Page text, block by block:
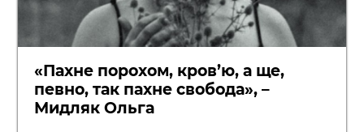
«Пахне порохом, кров’ю, а ще,
певно, так пахне свобода», –
Мидляк Ольга